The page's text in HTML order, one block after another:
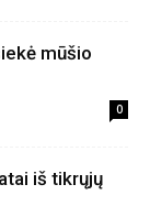
mūšio
0
iš tikrųjų